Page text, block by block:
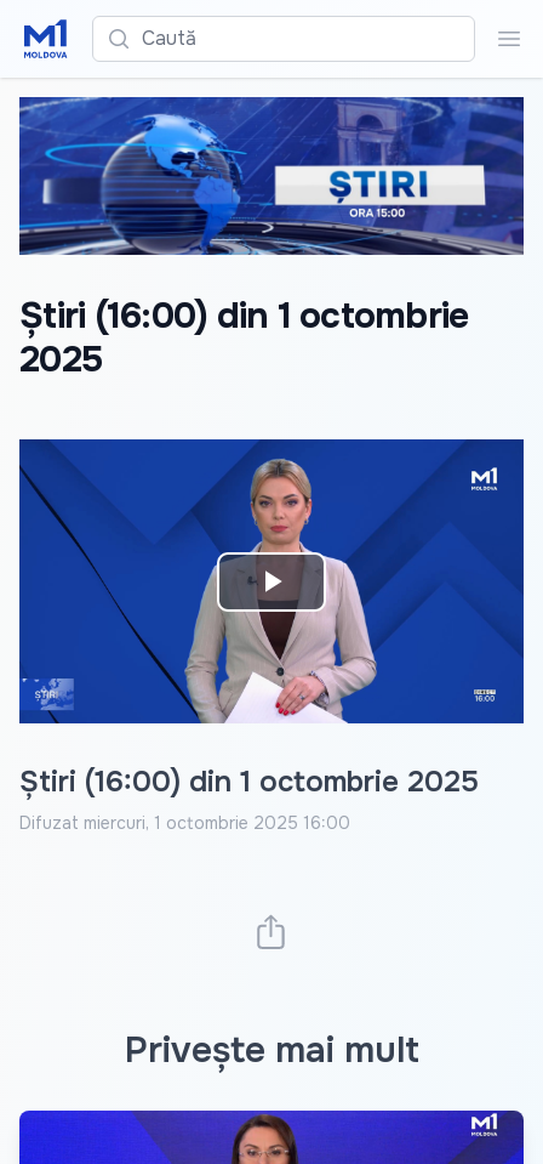
Caută
Știri (16:00) din 1 octombrie
2025
Play
Video
Știri (16:00) din 1 octombrie 2025
Difuzat miercuri, 1 octombrie 2025 16:00
Privește mai mult